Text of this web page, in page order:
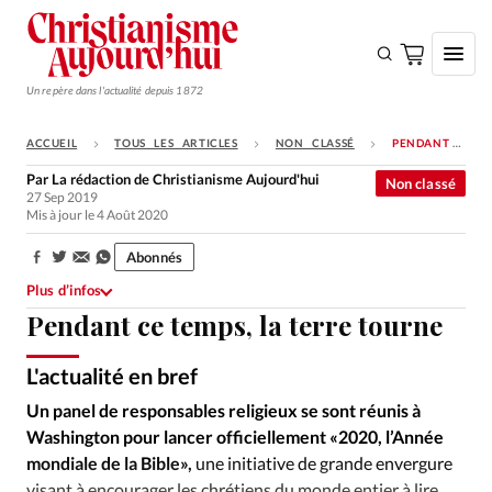
Un repère dans l'actualité depuis 1872
S'ABONNER
Monde
Opinions
Tous les articles
Faire un don
Emploi
Se connecter
ACCUEIL TOUS LES ARTICLES NON CLASSÉ PENDANT CE TEMPS, LA TERRE TOURNE
Pendant ce temps, la terre tourne
L'actualité en bref
Non classé
Par La rédaction de Christianisme Aujourd'hui
27 Sep 2019
Mis à jour le 4 Août 2020
Partager:
Abonnés
Plus d’infos
©DR - Scottish Bible Society - Mount Zion Archaeological Project - Alliance of Cuban Evangelical Churches
Un panel de responsables religieux se sont réunis à
Washington pour lancer officiellement «2020, l’Année
mondiale de la Bible», une initiative de grande envergure